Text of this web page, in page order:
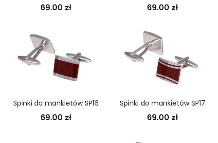
69.00 zł 69.00 zł
Spinki do mankietów SP16
69.00 zł
Spinki do mankietów SP17
69.00 zł